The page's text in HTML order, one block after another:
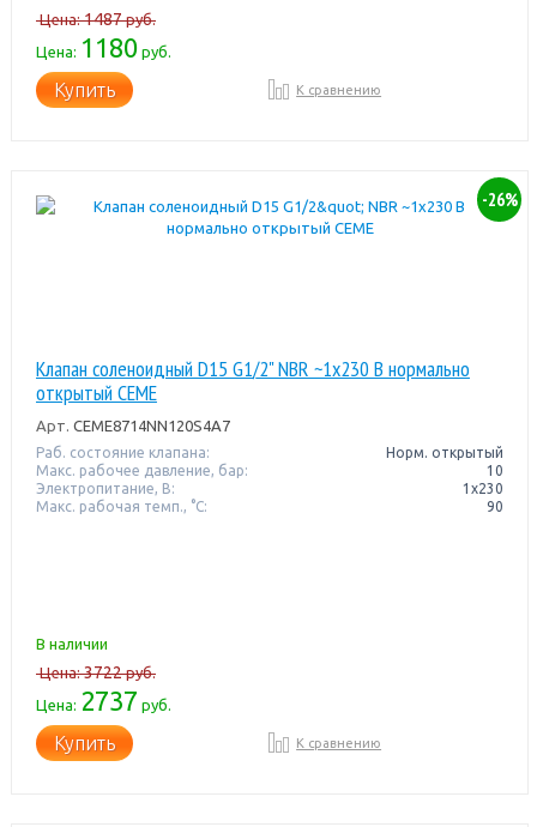
Цена:1487руб.
Цена: 1180руб.
Купить К сравнению
-26%
Клапан соленоидный D15 G1/2" NBR ~1x230 В нормально
открытый CEME
Арт. CEME8714NN120S4A7
Раб. состояние клапана:
Норм. открытый
Макс. рабочее давление, бар:
10
Электропитание, В:
1х230
Макс. рабочая темп., °С:
90
В наличии
Цена:3722руб.
Цена: 2737 руб.
Купить К сравнению